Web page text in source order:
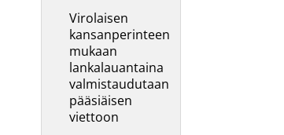
Virolaisen
kansanperinteen
mukaan
lankalauantaina
valmistaudutaan
pääsiäisen
viettoon